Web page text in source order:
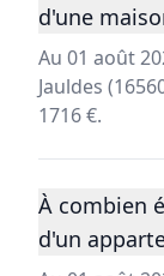
d'une
Au 01 août
Jauldes
1716 €.
À combien
d'un